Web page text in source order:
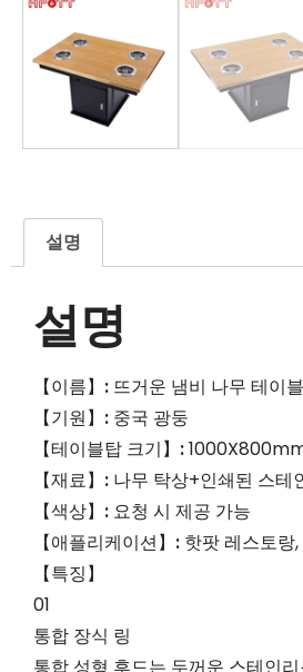
설명
설명
【이름】 : 뜨거운 냄비 나무 테이블
【기원】 : 중국 광둥
【테이블탑 크기】 :
【재료】 : 나무 탁상+인쇄된 스테
【색상】 : 요청 시 제공 가능
【애플리케이션】 : 핫팟 레스토랑
【특징】
01
통합 장식 링
통합 성형 후드는 두꺼운 스테인